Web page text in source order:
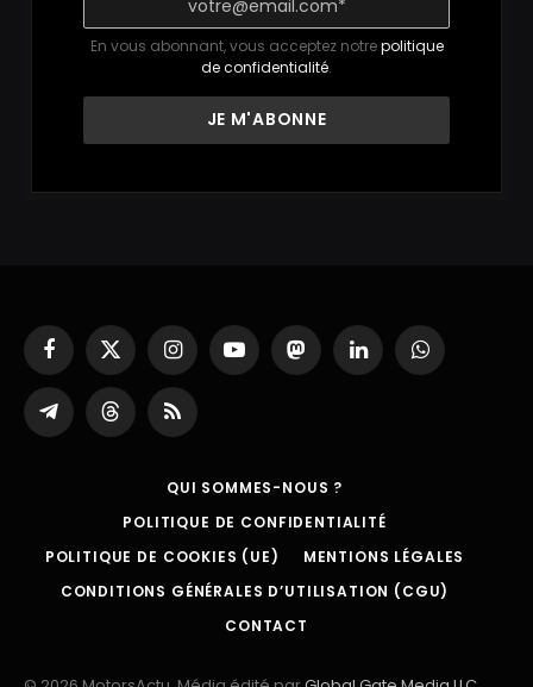
En vous abonnant, vous acceptez notrepolitique
de confidentialité.
Facebook
X
(Twitter)
InstagramYouTubeMastodonLinkedInWhatsApp
Partager
sur
ThreadsRSS
QUI SOMMES-NOUS ?
POLITIQUE DE CONFIDENTIALITÉ
POLITIQUE DE COOKIES (UE)
MENTIONS LÉGALES
CONDITIONS GÉNÉRALES D’UTILISATION (CGU)
CONTACT